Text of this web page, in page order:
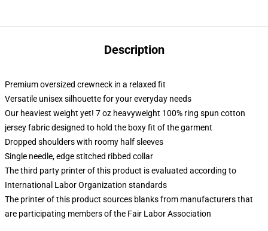
Description
Premium oversized crewneck in a relaxed fit
Versatile unisex silhouette for your everyday needs
Our heaviest weight yet! 7 oz heavyweight 100% ring spun cotton
jersey fabric designed to hold the boxy fit of the garment
Dropped shoulders with roomy half sleeves
Single needle, edge stitched ribbed collar
The third party printer of this product is evaluated according to
International Labor Organization standards
The printer of this product sources blanks from manufacturers that
are participating members of the Fair Labor Association